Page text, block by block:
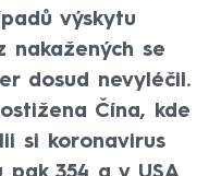
výskytu
nakažených se
dosud nevyléčil.
Čína, kde
si koronavirus